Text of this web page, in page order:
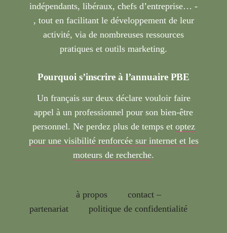
indépendants, libéraux, chefs d’entreprise… -
, tout en facilitant le développement de leur
activité, via de nombreuses ressources
pratiques et outils marketing.
Pourquoi s’inscrire à l’annuaire PBE
Un français sur deux déclare vouloir faire
appel à un professionnel pour son bien-être
personnel. Ne perdez plus de temps et optez
pour une visibilité renforcée sur internet et les
moteurs de recherche.
à propos
contact –
partenariat
politique de confidentialité